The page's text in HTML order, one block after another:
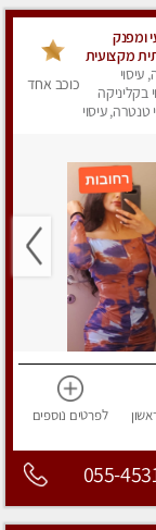
ומפנק
מקצועית
במיוחד
עיסוי
בקליניקה
טנטרה, עיסוי
כוכב אחד
לפרטים נוספים
055-